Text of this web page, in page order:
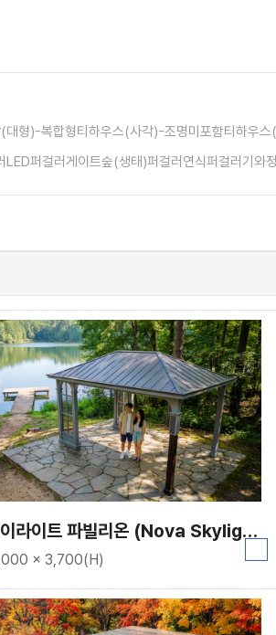
대형)-복합형티하우스(사각)-조명미포함티하우
LED퍼걸러게이트숲(생태)퍼걸러 연식퍼걸러기와
노바 스카이라이트 파빌리온 (Nova Skylight Pavilion)｜GC-P-2157
x 3,700(H)